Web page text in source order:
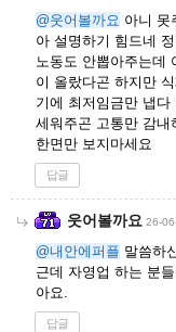
@웃어볼까요 아니 못
아 설명하기 힘드네
노동도 안뽑아주는데
이 올랐다곤 하지만
기에 최저임금만 냅
세워주곤 고통만 감내
한면만 보지마세요
답글
웃어볼까요 26-
@내안에퍼플 말씀하
근데 자영업 하는 분
아요.
답글